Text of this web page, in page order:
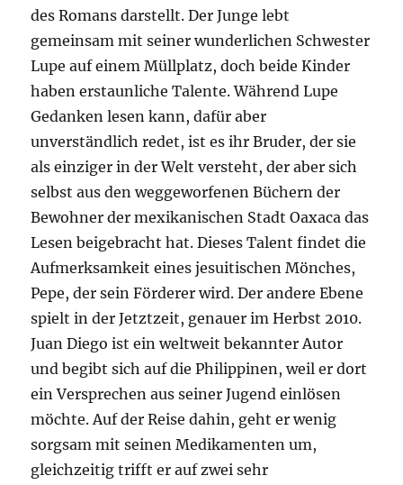
des Romans darstellt. Der Junge lebt
gemeinsam mit seiner wunderlichen Schwester
Lupe auf einem Müllplatz, doch beide Kinder
haben erstaunliche Talente. Während Lupe
Gedanken lesen kann, dafür aber
unverständlich redet, ist es ihr Bruder, der sie
als einziger in der Welt versteht, der aber sich
selbst aus den weggeworfenen Büchern der
Bewohner der mexikanischen Stadt Oaxaca das
Lesen beigebracht hat. Dieses Talent findet die
Aufmerksamkeit eines jesuitischen Mönches,
Pepe, der sein Förderer wird. Der andere Ebene
spielt in der Jetztzeit, genauer im Herbst 2010.
Juan Diego ist ein weltweit bekannter Autor
und begibt sich auf die Philippinen, weil er dort
ein Versprechen aus seiner Jugend einlösen
möchte. Auf der Reise dahin, geht er wenig
sorgsam mit seinen Medikamenten um,
gleichzeitig trifft er auf zwei sehr